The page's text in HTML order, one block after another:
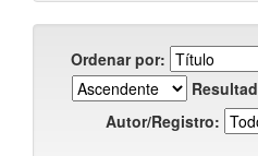
Ordenar por:
Autor/Registro: